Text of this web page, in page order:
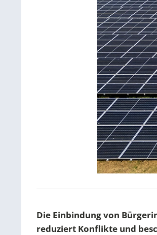
Die Einbindung von
reduziert Konflikte und